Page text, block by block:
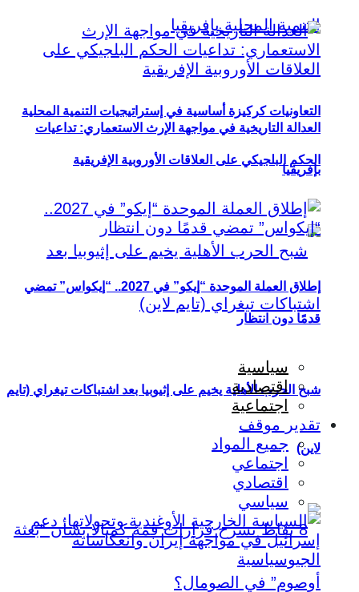
التعاونيات كركيزة أساسية في إستراتيجيات التنمية المحلية
بإفريقيا
شبح الحرب الأهلية يخيم على إثيوبيا بعد اشتباكات تيغراي (تايم
لاين)
العدالة التاريخية في مواجهة الإرث الاستعماري: تداعيات
الحكم البلجيكي على العلاقات الأوروبية الإفريقية
إطلاق العملة الموحدة “إيكو” في 2027.. “إيكواس” تمضي
قدمًا دون انتظار
سياسية
اقتصادية
اجتماعية
تقدير موقف
جميع المواد
اجتماعي
اقتصادي
سياسي